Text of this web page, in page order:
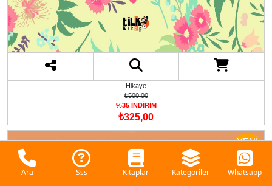
Hikaye
₺500,00
%35 İNDİRİM
₺325,00
YENİ
Ara Sss Kitaplar Kategoriler Whatsapp